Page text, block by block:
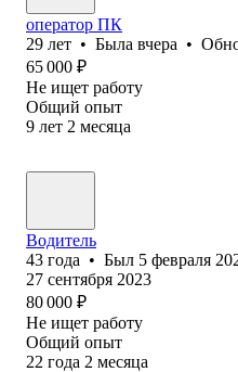
оператор ПК
29 лет • Была вчера •
65 000 ₽
Не ищет работу
Общий опыт
9 лет 2 месяца
Водитель
43 года • Был 5 февраля
27 сентября 2023
80 000 ₽
Не ищет работу
Общий опыт
22 года 2 месяца